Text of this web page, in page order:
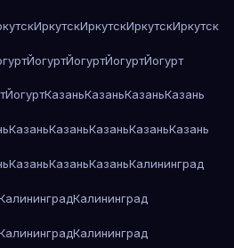
ИркутскИркутскИркутскИркутск
ЙогуртЙогуртЙогуртЙогурт
ЙогуртКазаньКазаньКазаньКазань
КазаньКазаньКазаньКазаньКазань
КазаньКазаньКазаньКалининград
Калининград
Калининград